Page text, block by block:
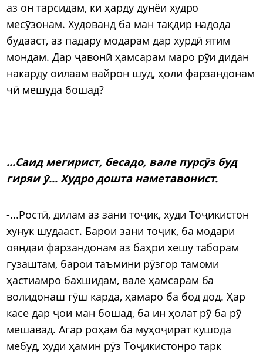
аз он тарсидам, ки ҳарду дунёи худро
месӯзонам. Худованд ба ман тақдир надода
будааст, аз падару модарам дар хурдӣ ятим
мондам. Дар ҷавонӣ ҳамсарам маро рӯи дидан
накарду оилаам вайрон шуд, ҳоли фарзандонам
чӣ мешуда бошад?
...Саид мегирист, бесадо, вале пурсӯз буд
гиряи ӯ... Худро дошта наметавонист.
-...Ростӣ, дилам аз зани тоҷик, худи Тоҷикистон
хунук шудааст. Барои зани тоҷик, ба модари
ояндаи фарзандонам аз баҳри хешу таборам
гузаштам, барои таъмини рӯзгор тамоми
ҳастиамро бахшидам, вале ҳамсарам ба
волидонаш гӯш карда, ҳамаро ба бод дод. Ҳар
касе дар ҷои ман бошад, ба ин ҳолат рӯ ба рӯ
мешавад. Агар роҳам ба муҳоҷират кушода
мебуд, худи ҳамин рӯз Тоҷикистонро тарк